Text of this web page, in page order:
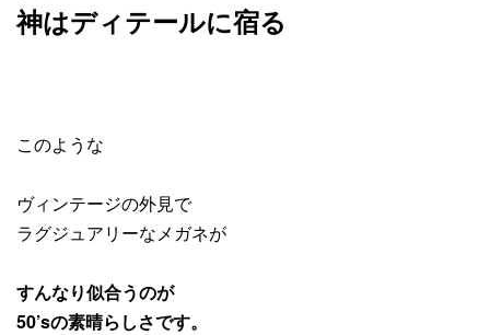
神はディテールに宿る
このような
ヴィンテージの外見で
ラグジュアリーなメガネが
すんなり似合うのが
50’sの素晴らしさです。